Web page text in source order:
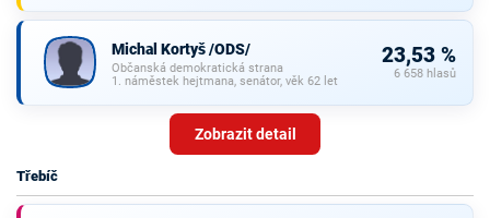
Michal Kortyš /ODS/
Občanská demokratická strana
1. náměstek hejtmana, senátor, věk 62 let
23,53 %
6 658 hlasů
Zobrazit detail
Třebíč